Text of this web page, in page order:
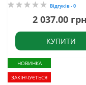
Відгуків - 0
2 037.00
КУПИТИ
НОВИНКА
ЗАКІНЧУЄТЬСЯ